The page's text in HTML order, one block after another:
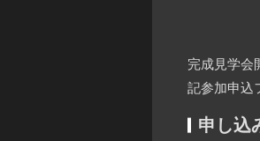
完成見学会
記参加申込
申し込